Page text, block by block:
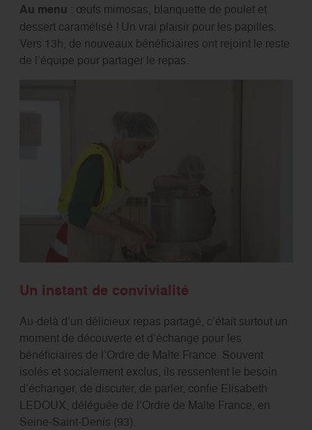
Au menu : œufs mimosas, blanquette de poulet et
dessert caramélisé ! Un vrai plaisir pour les papilles.
Vers 13h, de nouveaux bénéficiaires ont rejoint le reste
de l’équipe pour partager le repas.
Un instant de convivialité
Au-delà d’un délicieux repas partagé, c’était surtout un
moment de découverte et d’échange pour les
bénéficiaires de l’Ordre de Malte France. Souvent
isolés et socialement exclus, ils ressentent le besoin
d’échanger, de discuter, de parler, confie Elisabeth
LEDOUX, déléguée de l’Ordre de Malte France, en
Seine-Saint-Denis (93).